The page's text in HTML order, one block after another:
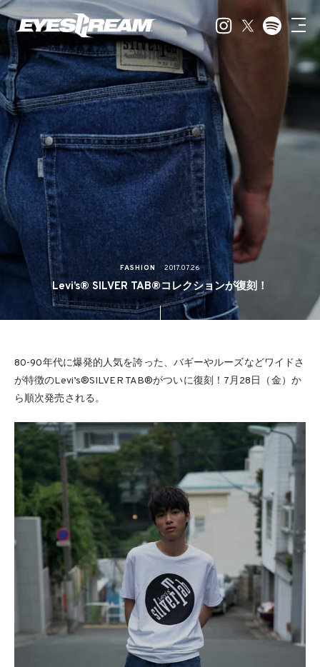
FASHION 2017.07.26
Levi’s® SILVER TAB®コレクションが復刻！
80-90年代に爆発的人気を誇った、バギーやルーズなどワイドさ
が特徴のLevi’s®SILVER TAB®がついに復刻！7月28日（金）か
ら順次発売される。